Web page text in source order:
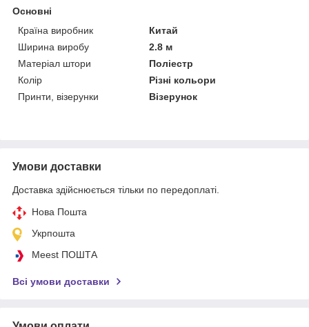
Основні
Країна виробник
Китай
Ширина виробу
2.8 м
Матеріал штори
Поліестр
Колір
Різні кольори
Принти, візерунки
Візерунок
Умови доставки
Доставка здійснюється тільки по передоплаті.
Нова Пошта
Укрпошта
Meest ПОШТА
Всі умови доставки